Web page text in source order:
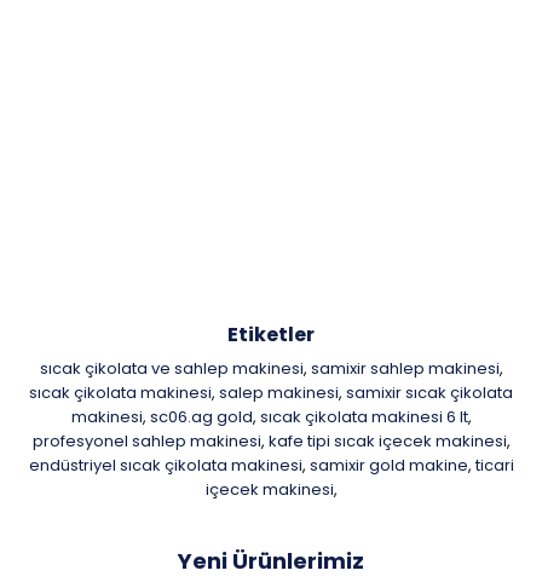
Etiketler
sıcak çikolata ve sahlep makinesi, samixir sahlep makinesi,
sıcak çikolata makinesi, salep makinesi, samixir sıcak çikolata
makinesi, sc06.ag gold, sıcak çikolata makinesi 6 lt,
profesyonel sahlep makinesi, kafe tipi sıcak içecek makinesi,
endüstriyel sıcak çikolata makinesi, samixir gold makine, ticari
içecek makinesi,
Yeni Ürünlerimiz